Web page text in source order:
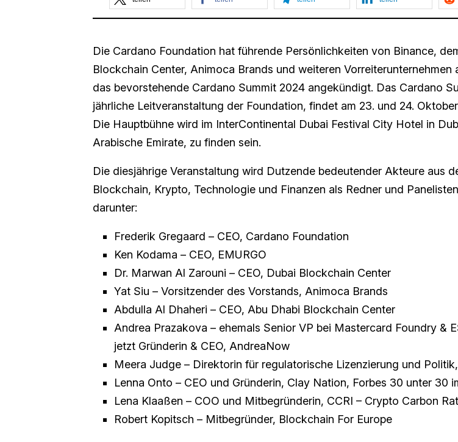
Die Cardano Foundation hat führende Persönlichkeiten von Binance,
Blockchain Center, Animoca Brands und weiteren Vorreiterunternehmen
das bevorstehende Cardano Summit 2024 angekündigt. Das Cardano
jährliche Leitveranstaltung der Foundation, findet am 23. und 24.
Die Hauptbühne wird im InterContinental Dubai Festival City Hotel in
Arabische Emirate, zu finden sein.
Die diesjährige Veranstaltung wird Dutzende bedeutender Akteure aus
Blockchain, Krypto, Technologie und Finanzen als Redner und
darunter:
Frederik Gregaard – CEO, Cardano Foundation
Ken Kodama – CEO, EMURGO
Dr. Marwan Al Zarouni – CEO, Dubai Blockchain Center
Yat Siu – Vorsitzender des Vorstands, Animoca Brands
Abdulla Al Dhaheri – CEO, Abu Dhabi Blockchain Center
Andrea Prazakova – ehemals Senior VP bei Mastercard Foundry &
jetzt Gründerin & CEO, AndreaNow
Meera Judge – Direktorin für regulatorische Lizenzierung und
Lenna Onto – CEO und Gründerin, Clay Nation, Forbes 30 unter 30
Lena Klaaßen – COO und Mitbegründerin, CCRI – Crypto Carbon
Robert Kopitsch – Mitbegründer, Blockchain For Europe